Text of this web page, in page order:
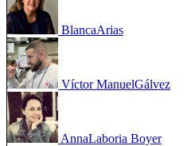
BlancaArias
Víctor ManuelGálvez
AnnaLaboria Boyer